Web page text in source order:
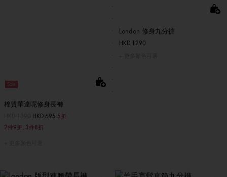
Sale
棉質華達呢修身長褲
至HKD 695 5折
2件9折, 3件8折
London 修身九分褲
HKD 1290